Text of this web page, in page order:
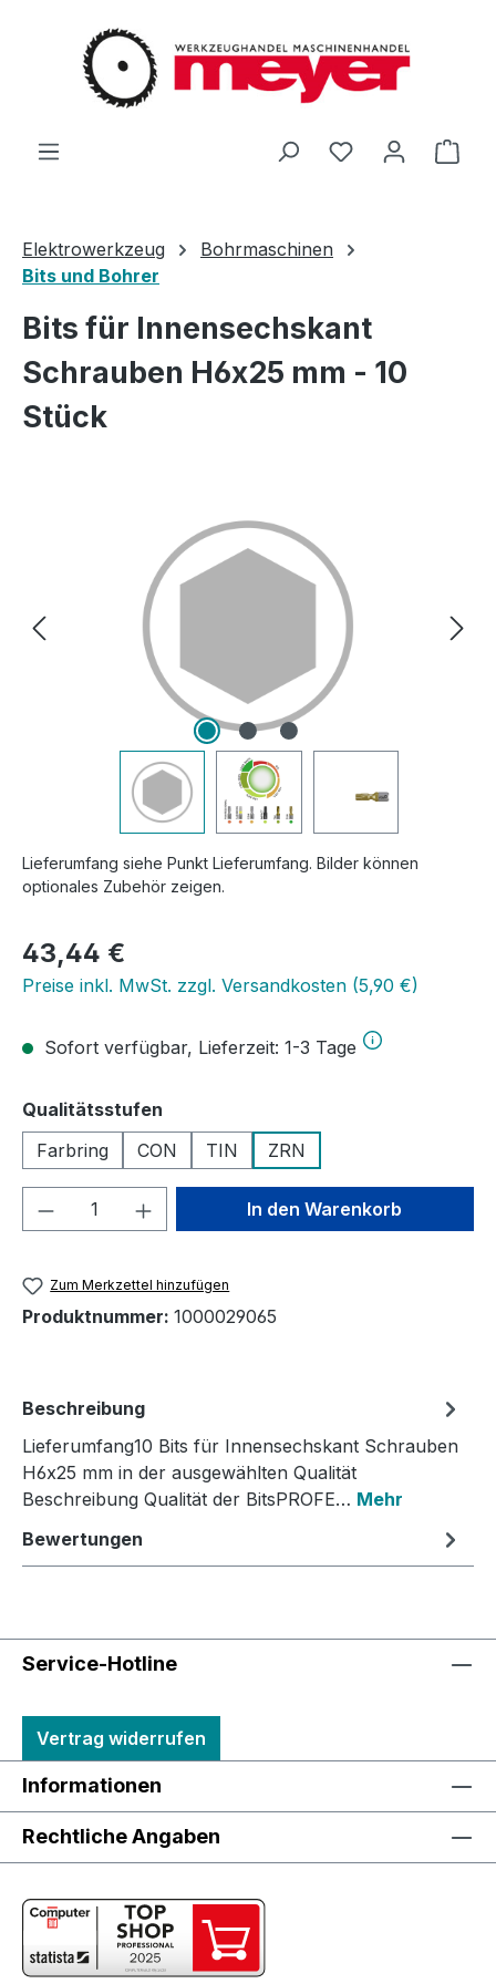
Zum Hauptinhalt springen
Du hast 0
Elektrowerkzeug
Bohrmaschinen
Bits und Bohrer
Bits für Innensechskant
Schrauben H6x25 mm - 10
Stück
Lieferumfang siehe Punkt Lieferumfang. Bilder können
optionales Zubehör zeigen.
Regulärer Preis:
43,44 €
Preise inkl. MwSt. zzgl. Versandkosten (5,90 €)
Sofort verfügbar, Lieferzeit: 1-3 Tage
Qualitätsstufen
Farbring
CON TIN ZRN
Produkt Anzahl: Gib denIn den Warenkorb
Zum Merkzettel hinzufügen
Produktnummer: 1000029065
Beschreibung
Lieferumfang10 Bits für Innensechskant Schrauben
H6x25 mm in der ausgewählten Qualität
Beschreibung Qualität der BitsPROFE… Mehr
Bewertungen
Service-Hotline
Vertrag widerrufen
Informationen
Rechtliche Angaben